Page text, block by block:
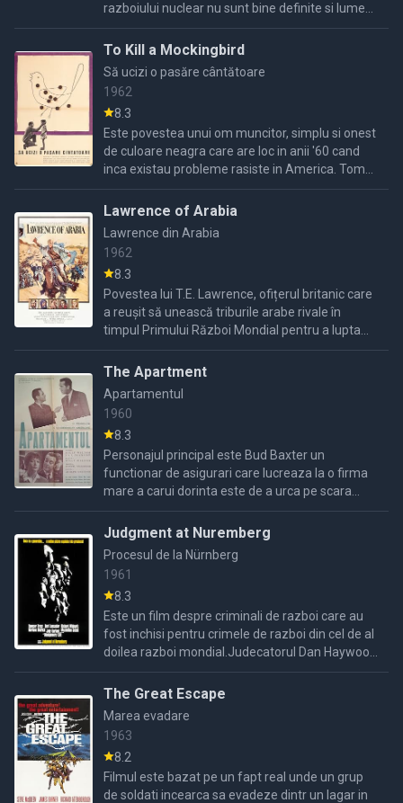
razboiului nuclear nu sunt bine definite si lumea
este condusa de oameni fara caracter .
To Kill a Mockingbird
Să ucizi o pasăre cântătoare
1962
8.3
Este povestea unui om muncitor, simplu si onest
de culoare neagra care are loc in anii '60 cand
inca existau probleme rasiste in America. Tom
Robinson acesta este numele lui este acuza de
viol si ...
Lawrence of Arabia
Lawrence din Arabia
1962
8.3
Povestea lui T.E. Lawrence, ofițerul britanic care
a reușit să unească triburile arabe rivale în
timpul Primului Război Mondial pentru a lupta
împotriva turcilor.
The Apartment
Apartamentul
1960
8.3
Personajul principal este Bud Baxter un
functionar de asigurari care lucreaza la o firma
mare a carui dorinta este de a urca pe scara
succesului in firma.El gaseste o metodata mai
rapida , ...
Judgment at Nuremberg
Procesul de la Nürnberg
1961
8.3
Este un film despre criminali de razboi care au
fost inchisi pentru crimele de razboi din cel de al
doilea razboi mondial.Judecatorul Dan Haywood
are sarcina de a stabili daca magistrati care s ...
The Great Escape
Marea evadare
1963
8.2
Filmul este bazat pe un fapt real unde un grup
de soldati incearca sa evadeze dintr un lagar in